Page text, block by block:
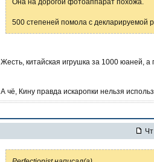
500 степеней помола с декларируемой
Жесть, китайская игрушка за 1000 юаней,
А чё, Кину правда искаропки нельзя